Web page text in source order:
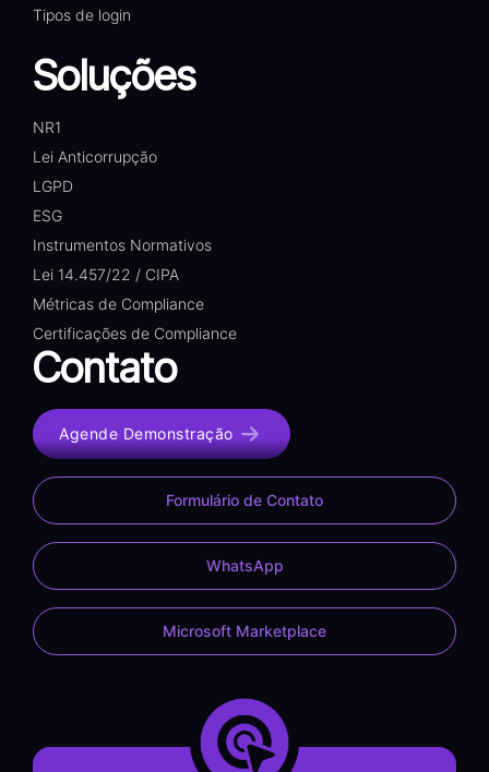
Tipos de login
Soluções
NR1
Lei Anticorrupção
LGPD
ESG
Instrumentos Normativos
Lei 14.457/22 / CIPA
Métricas de Compliance
Certificações de Compliance
Contato
Agende Demonstração
Formulário de Contato
WhatsApp
Microsoft Marketplace